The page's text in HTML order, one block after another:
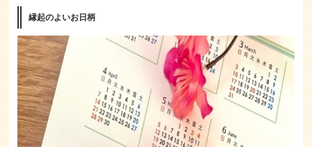
縁起のよいお日柄